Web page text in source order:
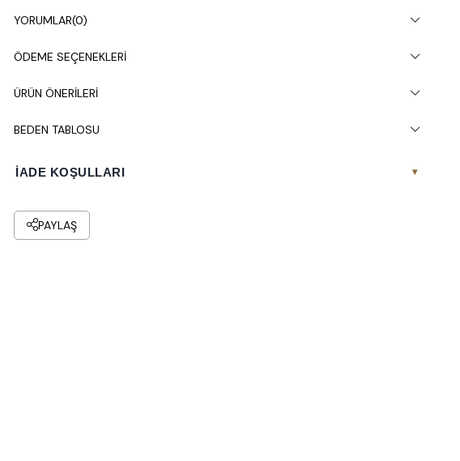
YORUMLAR(0)
ÖDEME SEÇENEKLERI
ÜRÜN ÖNERILERI
BEDEN TABLOSU
İADE KOŞULLARI ▾
PAYLAŞ